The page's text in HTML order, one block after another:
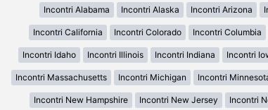
Incontri Alabama Incontri Alaska Incontri Arizona
Incontri California Incontri Colorado Incontri Columbia
Incontri Idaho Incontri Illinois Incontri Indiana Incontri
Incontri Massachusetts Incontri Michigan Incontri
Incontri New Hampshire Incontri New Jersey Incontri